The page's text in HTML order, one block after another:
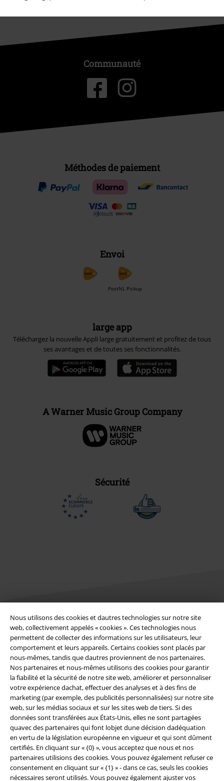
Nous utilisons des cookies et dautres technologies sur notre site
web, collectivement appelés « cookies ». Ces technologies nous
permettent de collecter des informations sur les utilisateurs, leur
comportement et leurs appareils. Certains cookies sont placés par
nous-mêmes, tandis que dautres proviennent de nos partenaires.
Nos partenaires et nous-mêmes utilisons des cookies pour garantir
la fiabilité et la sécurité de notre site web, améliorer et personnaliser
votre expérience dachat, effectuer des analyses et à des fins de
marketing (par exemple, des publicités personnalisées) sur notre site
web, sur les médias sociaux et sur les sites web de tiers. Si des
données sont transférées aux États-Unis, elles ne sont partagées
quavec des partenaires qui font lobjet dune décision dadéquation
en vertu de la législation européenne en vigueur et qui sont dûment
certifiés. En cliquant sur « {0} », vous acceptez que nous et nos
partenaires utilisions des cookies. Vous pouvez également refuser ce
consentement en cliquant sur « {1} » - dans ce cas, seuls les cookies
nécessaires seront utilisés. Vous pouvez également ajuster vos
Communauté
Méthodes de paiement
Envoi
PostNL Pickup
large app
Téléchargez la nouvelle Appli large gratuitement et profitez de tous
ses avantages et de toutes ses fonctionnalités.
A Warner Music Group Company
Sécurité
Légal
Conditions générales
Éditeur
Clauses de confidentialité
Élimination des déchets et protection de l'environnement
Déclaration de Conformité
Informations sur l'accessibilité